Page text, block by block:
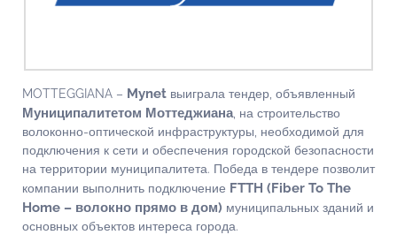
MOTTEGGIANA – Mynet выиграла тендер, объявленный
Муниципалитетом Моттеджиана , на строительство
волоконно-оптической инфраструктуры, необходимой для
подключения к сети и обеспечения городской безопасности
на территории муниципалитета. Победа в тендере позволит
компании выполнить подключение FTTH (Fiber To The
Home – волокно прямо в дом) муниципальных зданий и
основных объектов интереса города.